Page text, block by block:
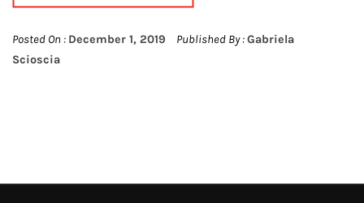
Posted On : December 1, 2019 Published By :Gabriela
Scioscia